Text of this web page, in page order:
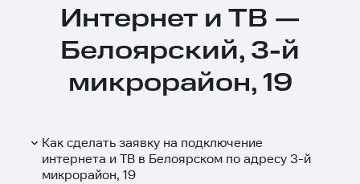
Интернет и ТВ —
Белоярский, 3-й
микрорайон, 19
Как сделать заявку на подключение
интернета и ТВ в Белоярском по адресу 3-й
микрорайон, 19